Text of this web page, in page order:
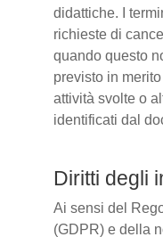
didattiche. I
richieste di
quando questo
previsto in
attività svolte o
identificati dal
Diritti degli
Ai sensi del
(GDPR) e della